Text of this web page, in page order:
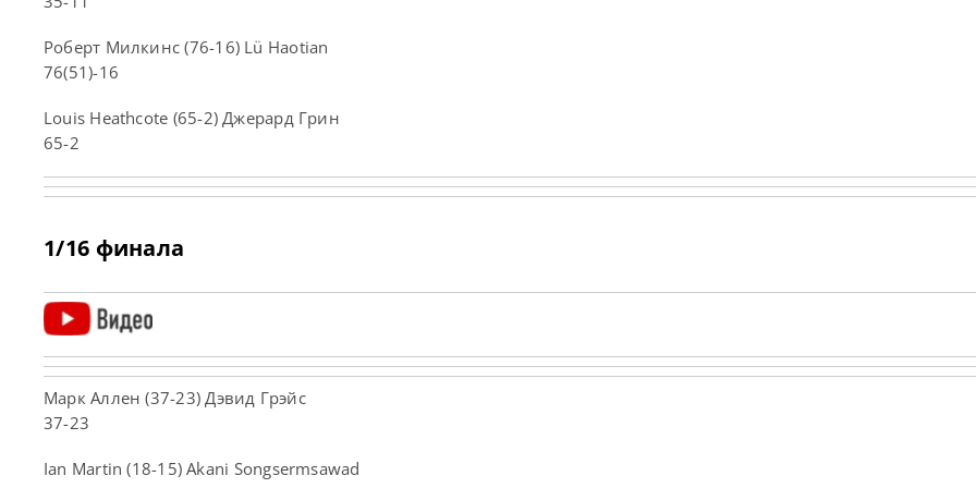
Роберт Милкинс (76-16) Lü Haotian
76(51)-16
Louis Heathcote (65-2) Джерард Грин
65-2
1/16 финала
Марк Аллен (37-23) Дэвид Грэйс
37-23
Ian Martin (18-15) Akani Songsermsawad